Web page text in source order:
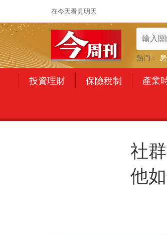
在今天看見明天
熱門：
投資理財 保險稅制 產業
社
他